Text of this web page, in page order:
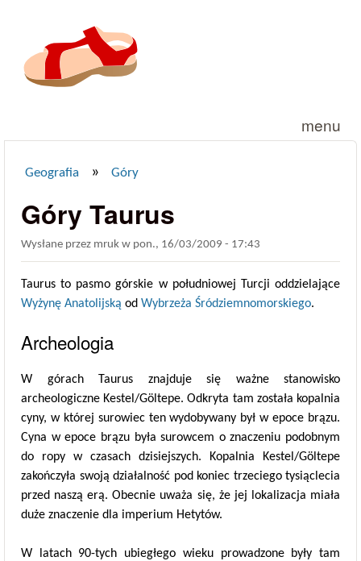
menu
Geografia » Góry
Góry Taurus
Wysłane przez mruk w pon., 16/03/2009 - 17:43
Taurus to pasmo górskie w południowej Turcji oddzielające
Wyżynę Anatolijską od Wybrzeża Śródziemnomorskiego.
Archeologia
W górach Taurus znajduje się ważne stanowisko
archeologiczne Kestel/Göltepe. Odkryta tam została kopalnia
cyny, w której surowiec ten wydobywany był w epoce brązu.
Cyna w epoce brązu była surowcem o znaczeniu podobnym
do ropy w czasach dzisiejszych. Kopalnia Kestel/Göltepe
zakończyła swoją działalność pod koniec trzeciego tysiąclecia
przed naszą erą. Obecnie uważa się, że jej lokalizacja miała
duże znaczenie dla imperium Hetytów.
W latach 90-tych ubiegłego wieku prowadzone były tam